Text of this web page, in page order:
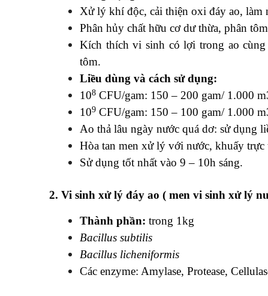
Xử lý khí độc, cải thiện oxi đáy ao, làm
Phân hủy chất hữu cơ dư thừa, phân
Kích thích vi sinh có lợi trong ao
tôm.
Liều dùng và cách sử dụng:
108 CFU/gam: 150 – 200 gam/ 1.000
109 CFU/gam: 150 – 100 gam/ 1.000
Ao thả lâu ngày nước quá dơ: sử dụng
Hòa tan men xử lý với nước, khuấy trực
Sử dụng tốt nhất vào 9 – 10h sáng.
2. Vi sinh xử lý đáy ao ( men vi sinh xử lý
Thành phần: trong 1kg
Bacillus subtilis
Bacillus licheniformis
Các enzyme: Amylase, Protease,